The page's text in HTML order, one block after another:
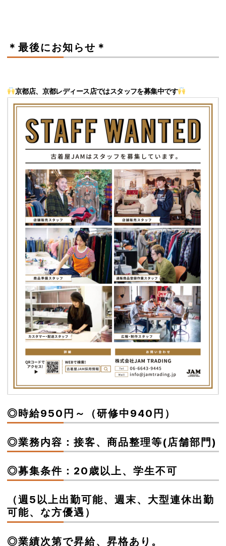
＊最後にお知らせ＊
京都店、京都レディース店ではスタッフを募集中です
◎時給950円～（研修中940円）
◎業務内容：接客、商品整理等(店舗部門)
◎募集条件：20歳以上、学生不可
（週5以上出勤可能、週末、大型連休出勤
可能、な方優遇）
◎業績次第で昇給、昇格あり。